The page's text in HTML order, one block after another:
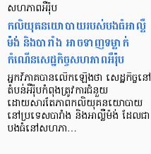
សហភាពអឺរ៉ុប
កលិយុគនយោបាយរបស់បងធំអាល្លឺ
ម៉ង់ និងបារាំង អាចទាញទម្លាក់
កំណើនសេដ្ឋកិច្ចសហភាពអឺរ៉ុប
អ្នកវិភាគបានលើកឡើងថា សេដ្ឋកិច្ចនៅ
តំបន់អឺរ៉ុបកំពុងត្រូវការជំនួយ
ដោយសារតែភាពកលិយុគនយោបាយ
នៅប្រទេសបារាំង និងអាល្លឺម៉ង់ ដែលជា
បងធំនៅសហភា…